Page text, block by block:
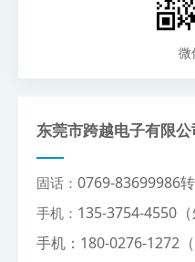
微
东莞市跨越电子有限公
固话： 0769-83699986
手机： 135-3754-4550 （
手机：180-0276-1272 （